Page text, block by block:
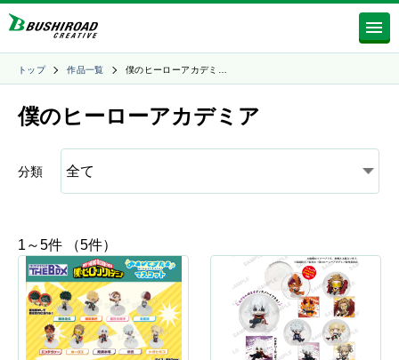
トップ 作品一覧 僕のヒーローアカデミ…
僕のヒーローアカデミア
分類
1～5件 （5件）